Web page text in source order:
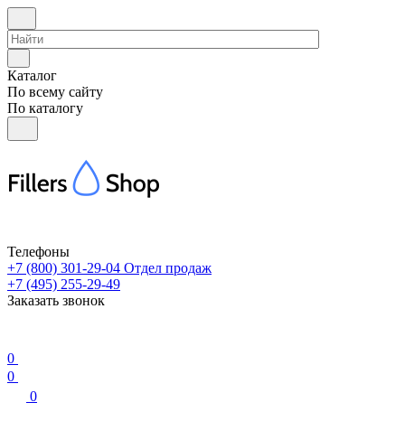
Каталог
По всему сайту
По каталогу
Телефоны
+7 (800) 301-29-04 Отдел продаж
+7 (495) 255-29-49
Заказать звонок
0
0
0